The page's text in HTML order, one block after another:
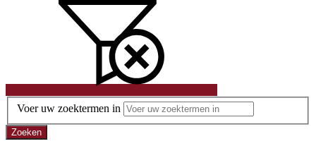
Voer uw zoektermen in
Zoeken